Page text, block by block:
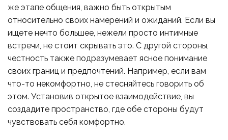
же этапе общения, важно быть открытым
относительно своих намерений и ожиданий. Если вы
ищете нечто большее, нежели просто интимные
встречи, не стоит скрывать это. С другой стороны,
честность также подразумевает ясное понимание
своих границ и предпочтений. Например, если вам
что-то некомфортно, не стесняйтесь говорить об
этом. Установив открытое взаимодействие, вы
создадите пространство, где обе стороны будут
чувствовать себя комфортно.